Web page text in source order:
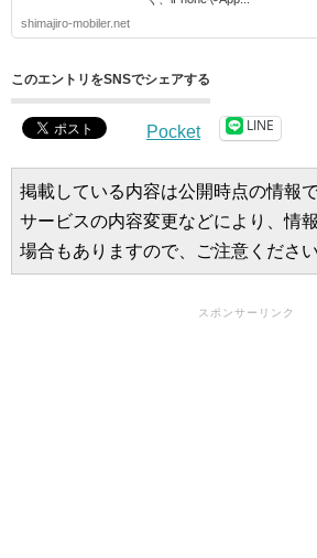
shimajiro-mobiler.net
このエントリをSNSでシェアする
Pocket LINE
掲載している内容は公開時点の情報
サービスの内容変更などにより、情
場合もありますので、ご注意ください
スポンサーリンク